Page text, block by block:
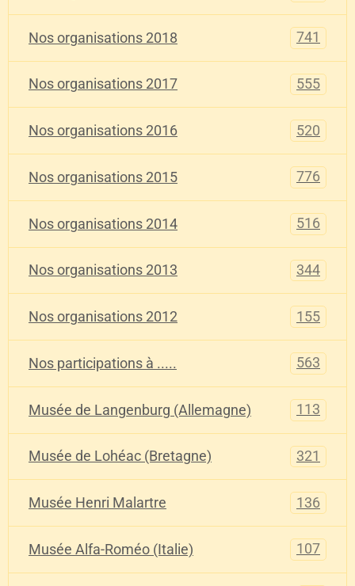
Nos organisations 2018 741
Nos organisations 2017 555
Nos organisations 2016 520
Nos organisations 2015 776
Nos organisations 2014 516
Nos organisations 2013 344
Nos organisations 2012 155
Nos participations à ..... 563
Musée de Langenburg (Allemagne) 113
Musée de Lohéac (Bretagne) 321
Musée Henri Malartre 136
Musée Alfa-Roméo (Italie) 107